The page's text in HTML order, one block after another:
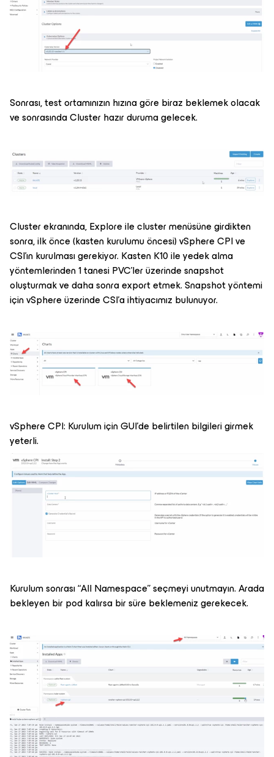
Sonrası, test ortamınızın hızına göre biraz beklemek olacak
ve sonrasında Cluster hazır duruma gelecek.
Cluster ekranında, Explore ile cluster menüsüne girdikten
sonra, ilk önce (kasten kurulumu öncesi) vSphere CPI ve
CSI’ın kurulması gerekiyor. Kasten K10 ile yedek alma
yöntemlerinden 1 tanesi PVC’ler üzerinde snapshot
oluşturmak ve daha sonra export etmek. Snapshot yöntemi
için vSphere üzerinde CSI’a ihtiyacımız bulunuyor.
vSphere CPI: Kurulum için GUI’de belirtilen bilgileri girmek
yeterli.
Kurulum sonrası “All Namespace” seçmeyi unutmayın. Arada
bekleyen bir pod kalırsa bir süre beklemeniz gerekecek.